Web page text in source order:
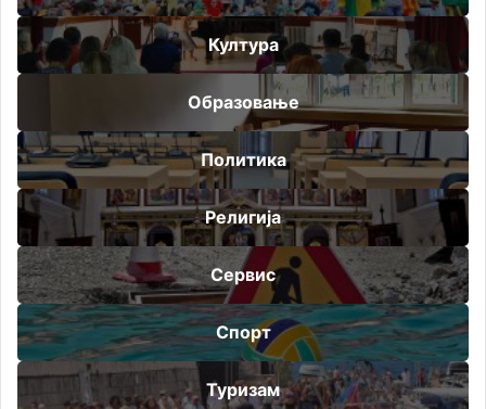
Култура
Образовање
Политика
Религија
Сервис
Спорт
Туризам